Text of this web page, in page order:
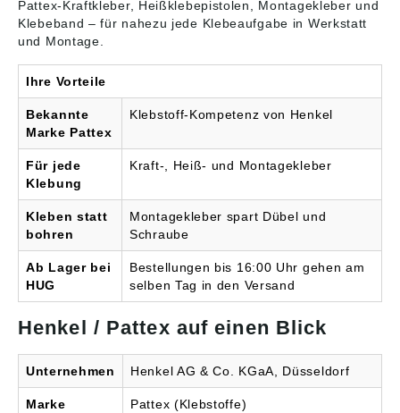
Für fast alle Materialien
• Für innen und außen •
Lösungsmittelfrei •
Frostfrei, kühl und
trocken lagern. Direkte
Sonneneinstrahlung
vermeiden Signalwort:
Achtung
H317: Kann allergische
Hautreaktionen
verursachen Angaben
Produktsicherheitsveror
dnung ((EU) 2023/998):
Henkel AG & Co. KGaA,
Henkel-Teroson-Str.57,
69123 Heidelberg, DE,
corporate.communicatio
ns@henkel.com
Standfest, spaltfüllend
Signalwort: Gefahr
H373: Kann die Organe
oder wiederholter
Exposition; H302:
Kann vermutlich Krebs
erzeugen; H319:
Verursacht
Kann allergische
Hautreaktionen
verursachen; H335:
Kann die Atemwege
reizen; H334: Kann bei
Einatmen Allergie,
asthmaartige Symptome
oder Atembeschwerden
verursachen Angaben
gemäß
Pattex-Kraftkleber, Heißklebepistolen, Montagekleber und
Klebeband – für nahezu jede Klebeaufgabe in Werkstatt
und Montage.
Ihre Vorteile
Bekannte
Marke Pattex
Klebstoff-Kompetenz von Henkel
Für jede
Klebung
Kraft-, Heiß- und Montagekleber
Kleben statt
bohren
Montagekleber spart Dübel und
Schraube
Ab Lager bei
HUG
Bestellungen bis 16:00 Uhr gehen am
selben Tag in den Versand
Henkel / Pattex auf einen Blick
Unternehmen Henkel AG & Co. KGaA, Düsseldorf
Marke Pattex (Klebstoffe)